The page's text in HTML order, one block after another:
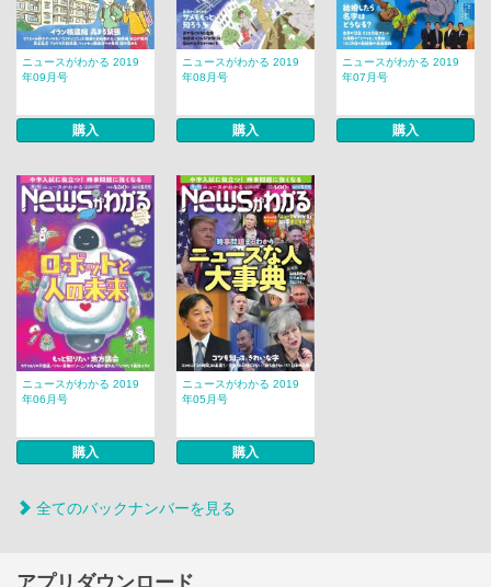
ニュースがわかる 2019
年09月号
購入
ニュースがわかる 2019
年08月号
購入
ニュースがわかる 2019
年07月号
購入
ニュースがわかる 2019
年06月号
購入
ニュースがわかる 2019
年05月号
購入
全てのバックナンバーを見る